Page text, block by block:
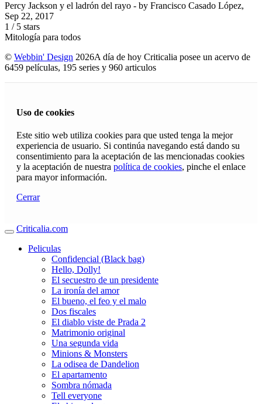
Percy Jackson y el ladrón del rayo - by Francisco Casado López,
Sep 22, 2017
1 / 5 stars
Mitología para todos
© Webbin' Design 2026A día de hoy Criticalia posee un acervo de
6459 películas, 195 series y 960 articulos
Uso de cookies
Este sitio web utiliza cookies para que usted tenga la mejor
experiencia de usuario. Si continúa navegando está dando su
consentimiento para la aceptación de las mencionadas cookies
y la aceptación de nuestra política de cookies, pinche el enlace
para mayor información.
Cerrar
Criticalia.com
Peliculas
Confidencial (Black bag)
Hello, Dolly!
El secuestro de un presidente
La ironía del amor
El bueno, el feo y el malo
Dos fiscales
El diablo viste de Prada 2
Matrimonio original
Una segunda vida
Minions & Monsters
La odisea de Dandelion
El apartamento
Sombra nómada
Tell everyone